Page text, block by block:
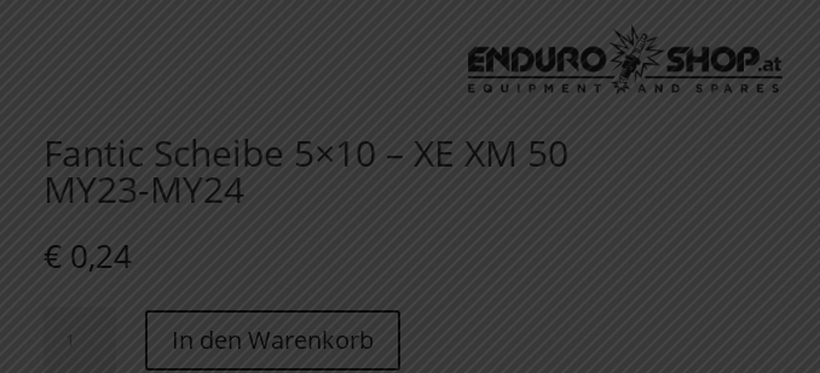
Fantic Scheibe 5×10 – XE XM 50
MY23-MY24
€0,24
In den Warenkorb